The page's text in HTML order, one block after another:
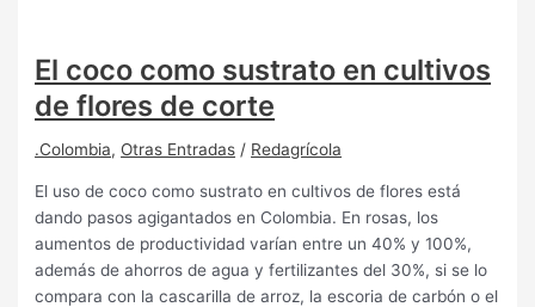
El coco como sustrato en cultivos
de flores de corte
.Colombia, Otras Entradas / Redagrícola
El uso de coco como sustrato en cultivos de flores está
dando pasos agigantados en Colombia. En rosas, los
aumentos de productividad varían entre un 40% y 100%,
además de ahorros de agua y fertilizantes del 30%, si se lo
compara con la cascarilla de arroz, la escoria de carbón o el